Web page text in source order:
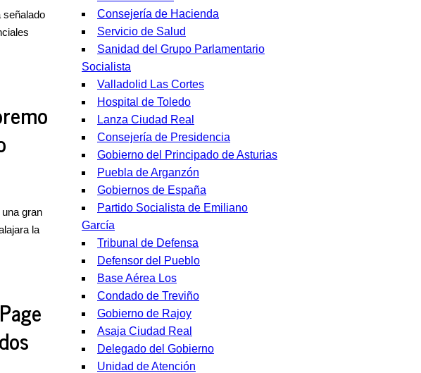
señalado
gran
la
Consejería de Hacienda
Servicio de Salud
Sanidad del Grupo Parlamentario
Socialista
Valladolid Las Cortes
Hospital de Toledo
Lanza Ciudad Real
Consejería de Presidencia
Gobierno del Principado de Asturias
Puebla de Arganzón
Gobiernos de España
Partido Socialista de Emiliano
García
Tribunal de Defensa
Defensor del Pueblo
Base Aérea Los
Condado de Treviño
Gobierno de Rajoy
Asaja Ciudad Real
Delegado del Gobierno
Unidad de Atención